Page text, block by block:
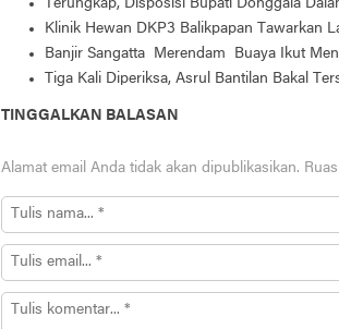
Terungkap, Disposisi Bupati Donggala
Klinik Hewan DKP3 Balikpapan Tawarkan
Banjir Sangatta Merendam Buaya Ikut
Tiga Kali Diperiksa, Asrul Bantilan Bakal
TINGGALKAN BALASAN
Alamat email Anda tidak akan dipublikasikan.